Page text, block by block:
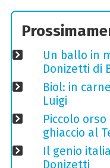
Un ballo in
Donizetti di
Biol: in
Luigi
Piccolo
ghiaccio al
Il genio
Donizetti